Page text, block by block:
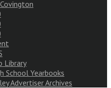
Library
School Yearbooks
Advertiser Archives